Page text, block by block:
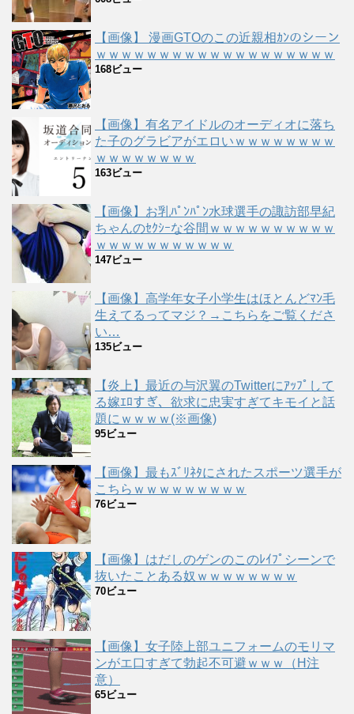
【画像】 漫画GTOのこの近親相ｶﾝのシーン
ｗｗｗｗｗｗｗｗｗｗｗｗｗｗｗｗｗｗｗ
168ビュー
【画像】有名アイドルのオーディオに落ち
た子のグラビアがエロいｗｗｗｗｗｗｗｗ
ｗｗｗｗｗｗｗｗ
163ビュー
【画像】お乳ﾊﾟﾝﾊﾟﾝ水球選手の諏訪部早紀
ちゃんのｾｸｼｰな谷間ｗｗｗｗｗｗｗｗｗｗ
ｗｗｗｗｗｗｗｗｗｗｗ
147ビュー
【画像】高学年女子小学生はほとんどﾏﾝ毛
生えてるってマジ？→こちらをご覧くださ
い…
135ビュー
【炎上】最近の与沢翼のTwitterにｱｯﾌﾟして
る嫁ｴﾛすぎ、欲求に忠実すぎてキモイと話
題にｗｗｗｗ(※画像)
95ビュー
【画像】最もｽﾞﾘﾈﾀにされたスポーツ選手が
こちらｗｗｗｗｗｗｗｗｗ
76ビュー
【画像】はだしのゲンのこのﾚｲﾌﾟシーンで
抜いたことある奴ｗｗｗｗｗｗｗｗ
70ビュー
【画像】女子陸上部ユニフォームのモリマ
ンがエ口すぎて勃起不可避ｗｗｗ（H注
意）
65ビュー